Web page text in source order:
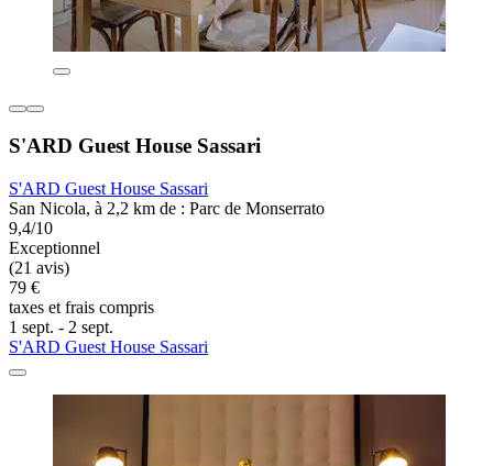
S'ARD Guest House Sassari
S'ARD Guest House Sassari
San Nicola, à 2,2 km de : Parc de Monserrato
9,4/10
Exceptionnel
(21 avis)
79 €
taxes et frais compris
1 sept. - 2 sept.
S'ARD Guest House Sassari